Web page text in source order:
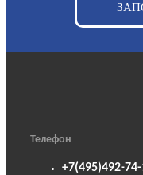
Телефон
+7(495)492-